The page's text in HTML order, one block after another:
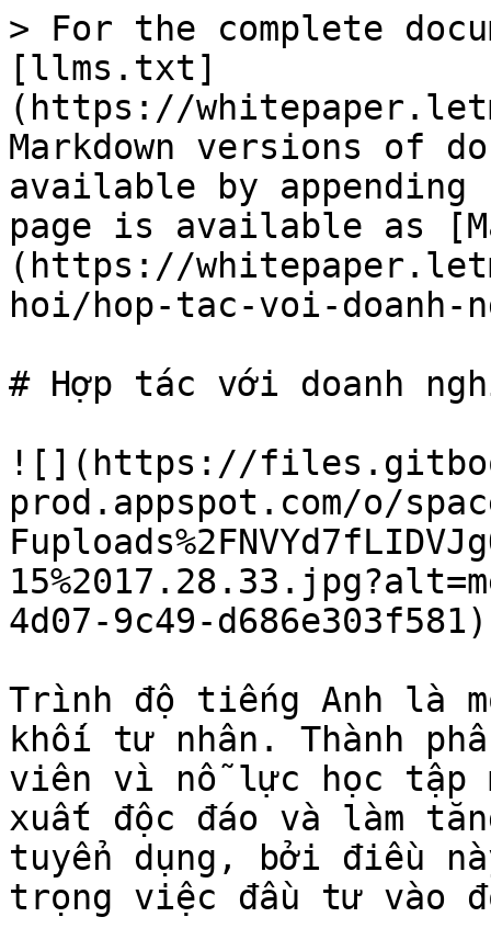
> For the complete
[llms.txt]
(https://
Markdown versions of
available by
page is available as
(https://
hoi/hop-tac-voi-doanh-
# Hợp tác với doanh
![](https://
prod.appspot.com/o/
4d07-9c49-d686e303f581)
Trình độ tiếng Anh là
khối tư nhân. Thành
viên vì nỗ lực học tập
xuất độc đáo và làm
tuyển dụng, bởi điều
trọng việc đầu tư vào